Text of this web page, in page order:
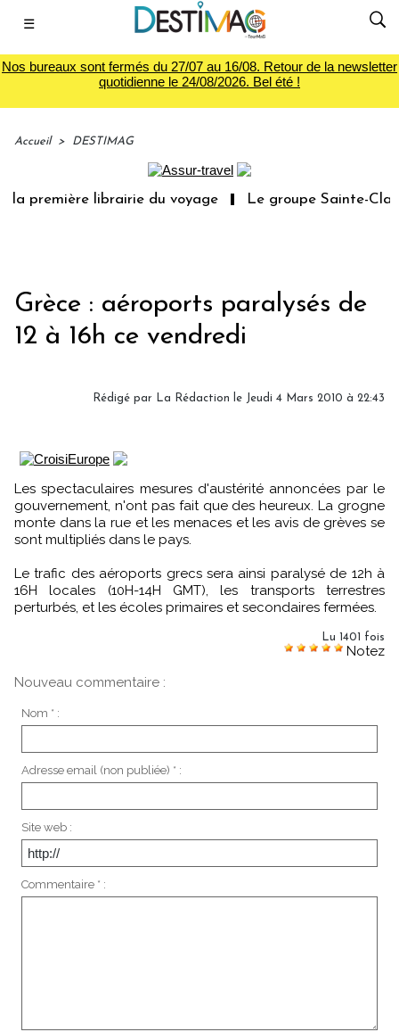
☰
Nos bureaux sont fermés du 27/07 au 16/08. Retour de la newsletter
quotidienne le 24/08/2026. Bel été !
Accueil > DESTIMAG
première librairie du voyage Le groupe Sainte-
Grèce : aéroports paralysés de
12 à 16h ce vendredi
Rédigé par La Rédaction le Jeudi 4 Mars 2010 à 22:43
Les spectaculaires mesures d'austérité annoncées par le
gouvernement, n'ont pas fait que des heureux. La grogne
monte dans la rue et les menaces et les avis de grèves se
sont multipliés dans le pays.
Le trafic des aéroports grecs sera ainsi paralysé de 12h à
16H locales (10H-14H GMT), les transports terrestres
perturbés, et les écoles primaires et secondaires fermées.
Lu 1401 fois
Notez
Nouveau commentaire :
Nom * :
Adresse email (non publiée) * :
Site web :
Commentaire * :